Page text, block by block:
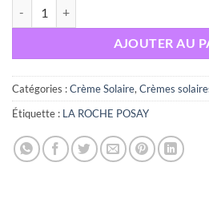
AJOUTER AU
Catégories :Crème Solaire, Crèmes
Étiquette : LA ROCHE POSAY